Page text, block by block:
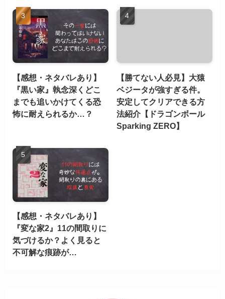
【感想・ネタバレあり】
『黒い家』執念深くどこ
までも追いかけてくる恐
怖に耐えられるか…？
【勝てない人必見】大猿
ベジータが強すぎる件。
安定してクリアできる方
法紹介【ドラゴンボール
Sparking ZERO】
【感想・ネタバレあり】
『変な家2』11の間取りに
気づけるか？よく見ると
不可解な痕跡が…